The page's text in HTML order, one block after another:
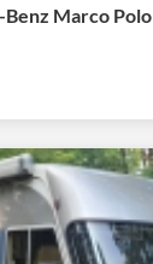
Marco Polo